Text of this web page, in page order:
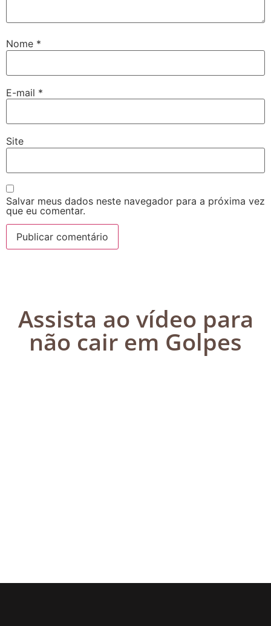
Nome *
E-mail *
Site
Salvar meus dados neste navegador para a próxima vez
que eu comentar.
Assista ao vídeo para
não cair em Golpes